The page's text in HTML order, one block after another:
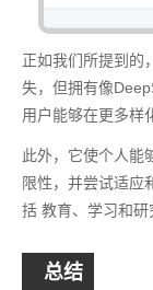
正如我们所提到的
失，但拥有像
用户能够在更多样
此外，它使个人能
限性，并尝试适应
括 教育、学习和研
总结